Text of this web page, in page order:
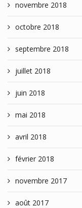
novembre 2018
octobre 2018
septembre 2018
juillet 2018
juin 2018
mai 2018
avril 2018
février 2018
novembre 2017
août 2017